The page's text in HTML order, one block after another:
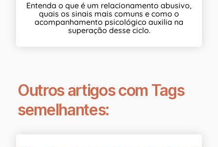
Entenda o que é um relacionamento abusivo,
quais os sinais mais comuns e como o
acompanhamento psicológico auxilia na
superação desse ciclo.
Outros artigos com Tags
semelhantes: